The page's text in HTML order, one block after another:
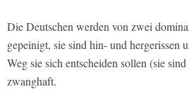
Die Deutschen werden von zwei
gepeinigt, sie sind hin- und hergerissen
Weg sie sich entscheiden sollen (sie
zwanghaft.